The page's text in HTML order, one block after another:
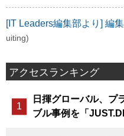
[IT Leaders編集部より] 編
uiting)
アクセスランキング
日揮グローバル、プ
ブル事例を「